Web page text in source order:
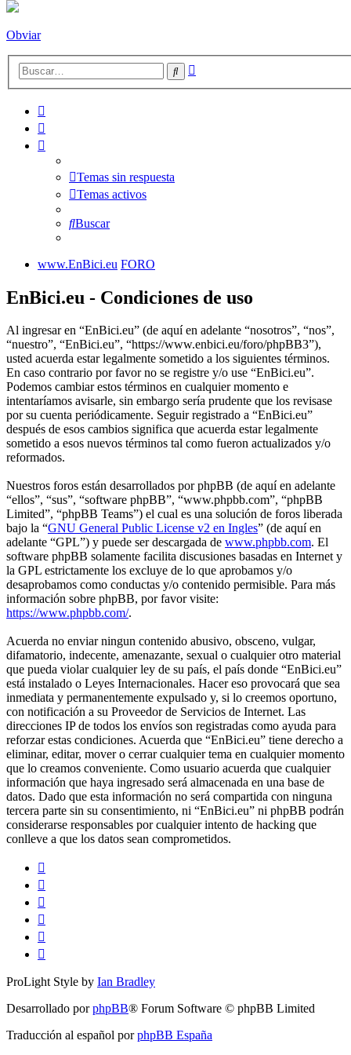
Obviar
Buscar
Temas sin respuesta
Temas activos
Buscar
www.EnBici.eu FORO
EnBici.eu - Condiciones de uso
Al ingresar en “EnBici.eu” (de aquí en adelante “nosotros”, “nos”,
“nuestro”, “EnBici.eu”, “https://www.enbici.eu/foro/phpBB3”),
usted acuerda estar legalmente sometido a los siguientes términos.
En caso contrario por favor no se registre y/o use “EnBici.eu”.
Podemos cambiar estos términos en cualquier momento e
intentaríamos avisarle, sin embargo sería prudente que los revisase
por su cuenta periódicamente. Seguir registrado a “EnBici.eu”
después de esos cambios significa que acuerda estar legalmente
sometido a esos nuevos términos tal como fueron actualizados y/o
reformados.
Nuestros foros están desarrollados por phpBB (de aquí en adelante
“ellos”, “sus”, “software phpBB”, “www.phpbb.com”, “phpBB
Limited”, “phpBB Teams”) el cual es una solución de foros liberada
bajo la “GNU General Public License v2 en Ingles” (de aquí en
adelante “GPL”) y puede ser descargada de www.phpbb.com. El
software phpBB solamente facilita discusiones basadas en Internet y
la GPL estrictamente los excluye de lo que aprobamos y/o
desaprobamos como conductas y/o contenido permisible. Para más
información sobre phpBB, por favor visite:
https://www.phpbb.com/.
Acuerda no enviar ningun contenido abusivo, obsceno, vulgar,
difamatorio, indecente, amenazante, sexual o cualquier otro material
que pueda violar cualquier ley de su país, el país donde “EnBici.eu”
está instalado o Leyes Internacionales. Hacer eso provocará que sea
inmediata y permanentemente expulsado y, si lo creemos oportuno,
con notificación a su Proveedor de Servicios de Internet. Las
direcciones IP de todos los envíos son registradas como ayuda para
reforzar estas condiciones. Acuerda que “EnBici.eu” tiene derecho a
eliminar, editar, mover o cerrar cualquier tema en cualquier momento
que lo creamos conveniente. Como usuario acuerda que cualquier
información que haya ingresado será almacenada en una base de
datos. Dado que esta información no será compartida con ninguna
tercera parte sin su consentimiento, ni “EnBici.eu” ni phpBB podrán
considerarse responsables por cualquier intento de hacking que
conlleve a que los datos sean comprometidos.
ProLight Style by Ian Bradley
Desarrollado porphpBB® Forum Software © phpBB Limited
Traducción al español porphpBB España